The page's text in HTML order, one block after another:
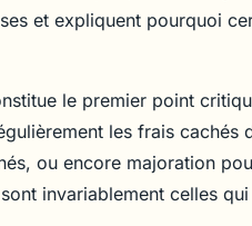
et expliquent pourquoi
le premier point
les frais
ou encore majoration
invariablement celles